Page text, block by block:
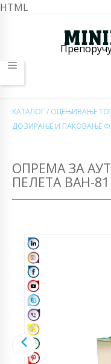
HTML
КАТАЛОГ/ ОЦЕЊИВАЊЕ
ДОЗИРАЊЕ И ПАКОВАЊЕ
ОПРЕМА ЗА
ПЕЛЕТА ВАН-81